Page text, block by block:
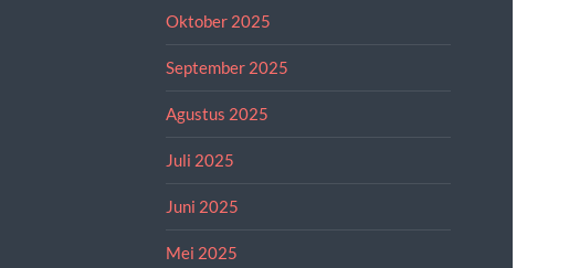
Oktober 2025
September 2025
Agustus 2025
Juli 2025
Juni 2025
Mei 2025